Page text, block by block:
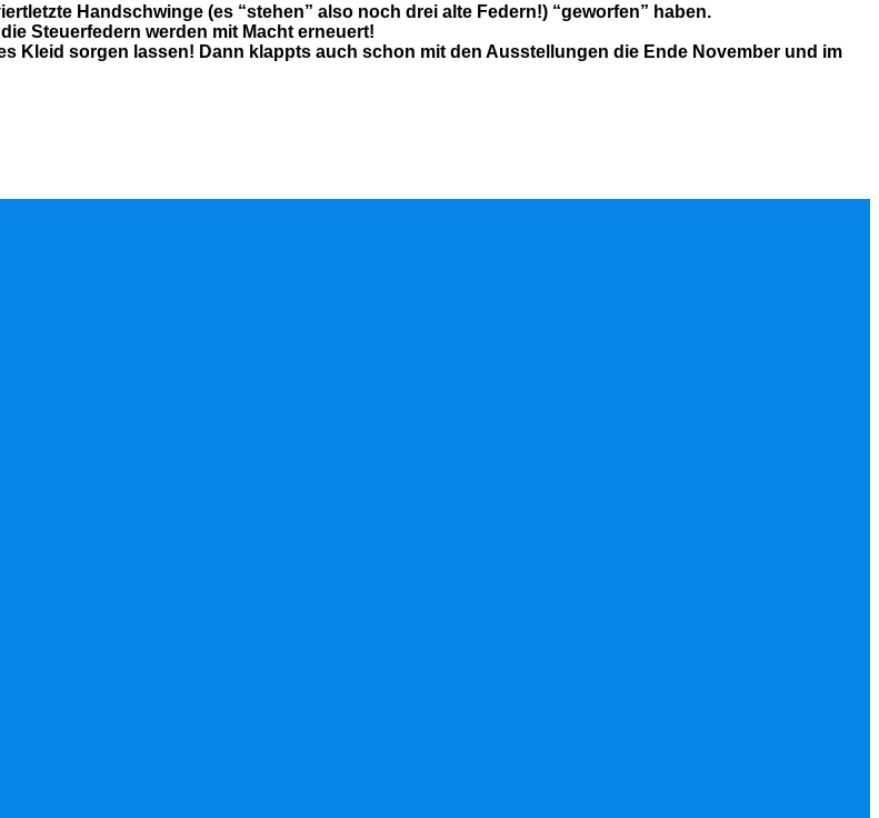
Handschwinge (es “stehen” also noch drei alte Federn!) “geworfen” haben.
Steuerfedern werden mit Macht erneuert!
Kleid sorgen lassen! Dann klappts auch schon mit den Ausstellungen die Ende November und im